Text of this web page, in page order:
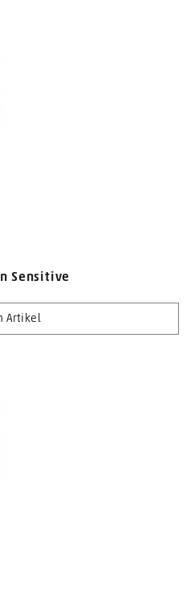
Sensitive
Artikel